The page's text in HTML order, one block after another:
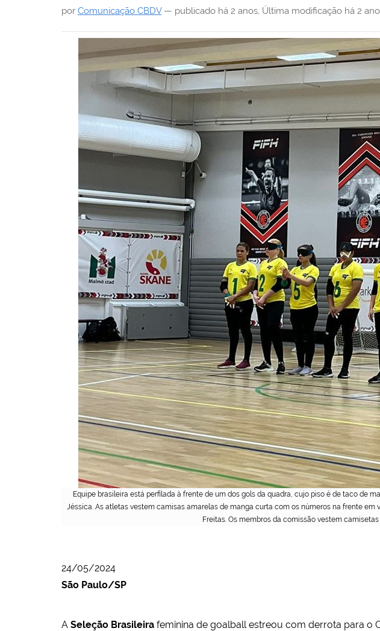
Equipe brasileira está perfilada à frente de um dos gols da quadra, cujo piso é de taco de
Jéssica. As atletas vestem camisas amarelas de manga curta com os números na frente
Freitas. Os membros da comissão vestem
por Comunicação CBDV— publicado há 2 anos, Última modificação há 2
24/05/2024
São Paulo/SP
A Seleção Brasileira feminina de goalball estreou com derrota para o